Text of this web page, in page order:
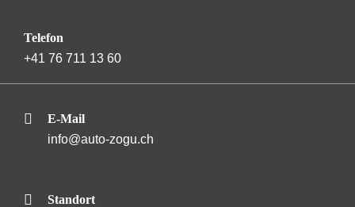
Telefon
+41 76 711 13 60
E-Mail
info@auto-zogu.ch
Standort